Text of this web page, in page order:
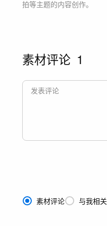
拍等主题的内容创作。
素材评论 1
素材评论 与我相关